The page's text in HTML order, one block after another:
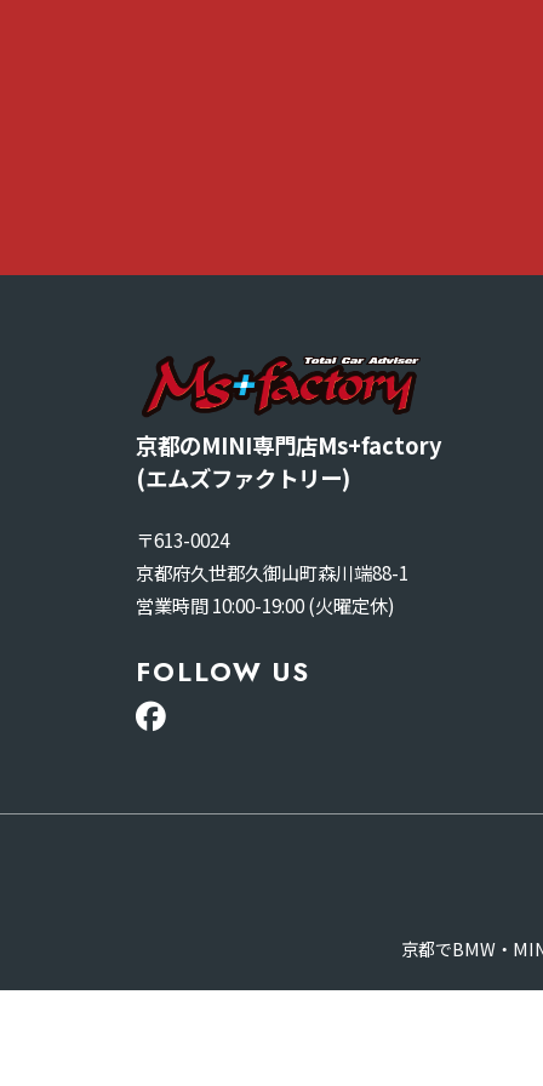
京都のMINI専門店Ms+factory
(エムズファクトリー)
〒613-0024
京都府久世郡久御山町森川端88-1
営業時間 10:00-19:00 (火曜定休)
FOLLOW US
京都でBMW・